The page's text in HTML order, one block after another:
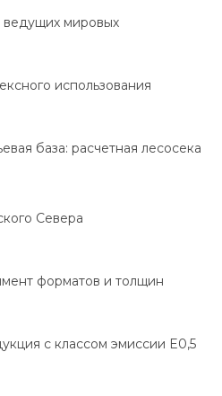
мировых
использования
база: расчетная лесосека
Севера
форматов и толщин
с классом эмиссии E0,5